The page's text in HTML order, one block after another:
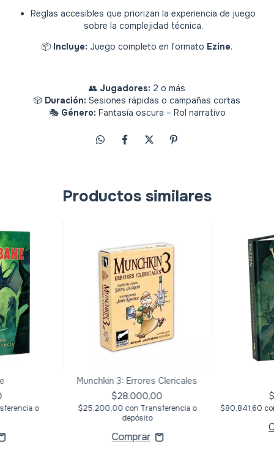
Reglas accesibles que priorizan la experiencia de juego
sobre la complejidad técnica.
📦 Incluye: Juego completo en formato Ezine.
👥 Jugadores: 2 o más
🎲 Duración: Sesiones rápidas o campañas cortas
🎭 Género: Fantasía oscura – Rol narrativo
Productos similares
o
Munchkin 3: Errores Clericales
$28.000,00
$25.200,00 con Transferencia o
depósito
$80.841,60